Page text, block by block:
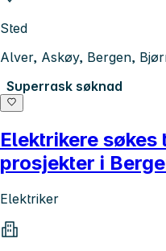
Sted
Alver, Askøy, Bergen,
Superrask søknad
Elektrikere
prosjekter i
Elektriker